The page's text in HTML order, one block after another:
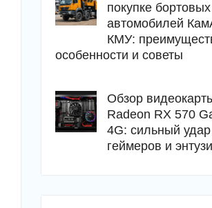
покупке бортовых
автомобилей
КМУ:
особенности и советы
Обзор
Radeon RX 570
4G: сильный
геймеров и